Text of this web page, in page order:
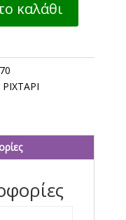
καλάθι
ΡΙΧΤΑΡΙ